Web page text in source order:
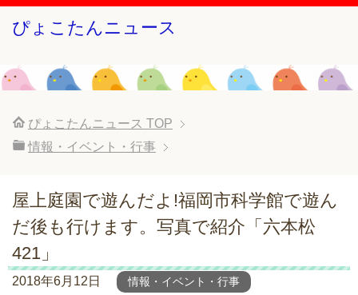
ぴょこたんニュース
ぴょこたんニュース TOP
情報・イベント・行事
屋上庭園で遊んだよ!福岡市科学館で遊ん
だ後も行けます。写真で紹介「六本松
421」
2018年6月12日 情報・イベント・行事